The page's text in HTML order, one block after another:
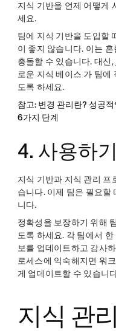
지식 기반을 언제 어떻게
세요.
팀에 지식 기반을 도입할
이 좋지 않습니다. 이는
충돌할 수 있습니다. 대신,
로운 지식 베이스 가 팀에
도록 하세요.
참고: 변경 관리란? 성공
6가지 단계
4. 사용하기
지식 기반과 지식 관리 프
습니다. 이제 팀은 필요할
니다.
정확성을 보장하기 위해
도록 하세요. 각 팀에서
보를 업데이트하고 감사
로세스에 익숙해지면 워
게 업데이트할 수 있습니
지식 관